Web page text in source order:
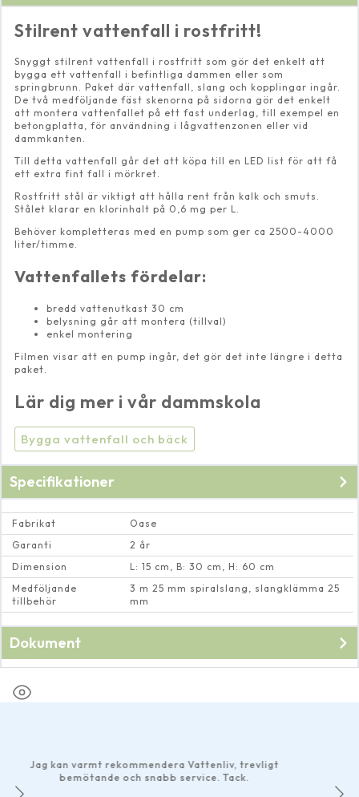
Stilrent vattenfall i rostfritt!
Snyggt stilrent vattenfall i rostfritt som gör det enkelt att
bygga ett vattenfall i befintliga dammen eller som
springbrunn. Paket där vattenfall, slang och kopplingar ingår.
De två medföljande fäst skenorna på sidorna gör det enkelt
att montera vattenfallet på ett fast underlag, till exempel en
betongplatta, för användning i lågvattenzonen eller vid
dammkanten.
Till detta vattenfall går det att köpa till en LED list för att få
ett extra fint fall i mörkret.
Rostfritt stål är viktigt att hålla rent från kalk och smuts.
Stålet klarar en klorinhalt på 0,6 mg per L.
Behöver kompletteras med en pump som ger ca 2500-4000
liter/timme.
Vattenfallets fördelar:
bredd vattenutkast 30 cm
belysning går att montera (tillval)
enkel montering
Filmen visar att en pump ingår, det gör det inte längre i detta
paket.
Lär dig mer i vår dammskola
Bygga vattenfall och bäck
Specifikationer
Fabrikat
Oase
Garanti
2 år
Dimension
L: 15 cm, B: 30 cm, H: 60 cm
Medföljande
tillbehör
3 m 25 mm spiralslang, slangklämma 25
mm
Dokument
varmt rekommendera Vattenliv, trevligt
och snabb service. Tack.
Det